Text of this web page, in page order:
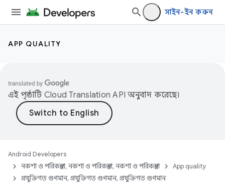
সাইন-ইন করুন
APP QUALITY
এই পৃষ্ঠাটি Cloud Translation API অনুবাদ করেছে।
Android Developers
নকশা ও পরিকল্পনা, নকশা ও পরিকল্পনা, নকশা ও পরিকল্পনা
App quality
প্রযুক্তিগত গুণমান, প্রযুক্তিগত গুণমান, প্রযুক্তিগত গুণমান